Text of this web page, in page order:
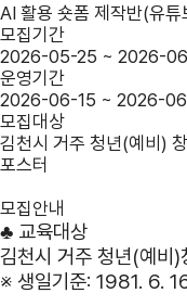
AI 활용 숏폼 제작반(유튜
모집기간
2026-05-25 ~ 2026-
운영기간
2026-06-15 ~ 2026-
모집대상
김천시 거주 청년(예비)
포스터
모집안내
♣ 교육대상
김천시 거주 청년(예비)
※ 생일기준: 1981. 6.